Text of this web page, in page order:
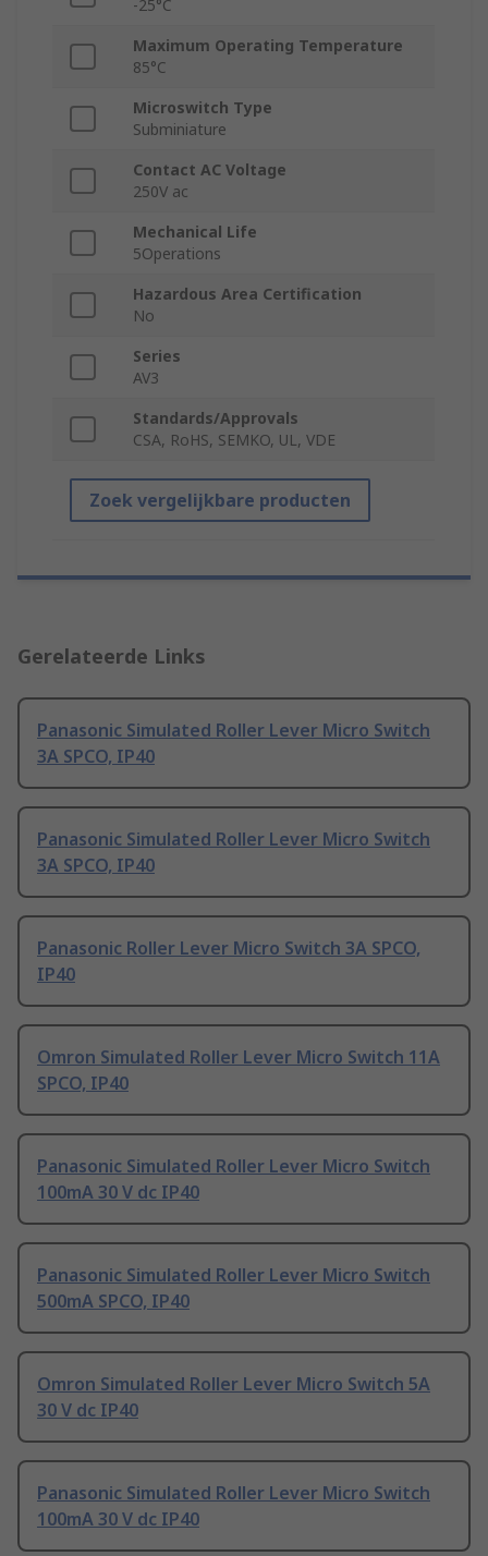
-25°C
Maximum Operating Temperature
85°C
Microswitch Type
Subminiature
Contact AC Voltage
250V ac
Mechanical Life
5Operations
Hazardous Area Certification
No
Series
AV3
Standards/Approvals
CSA, RoHS, SEMKO, UL, VDE
Zoek vergelijkbare producten
Gerelateerde Links
Panasonic Simulated Roller Lever Micro Switch
3A SPCO, IP40
Panasonic Simulated Roller Lever Micro Switch
3A SPCO, IP40
Panasonic Roller Lever Micro Switch 3A SPCO,
IP40
Omron Simulated Roller Lever Micro Switch 11A
SPCO, IP40
Panasonic Simulated Roller Lever Micro Switch
100mA 30 V dc IP40
Panasonic Simulated Roller Lever Micro Switch
500mA SPCO, IP40
Omron Simulated Roller Lever Micro Switch 5A
30 V dc IP40
Panasonic Simulated Roller Lever Micro Switch
100mA 30 V dc IP40